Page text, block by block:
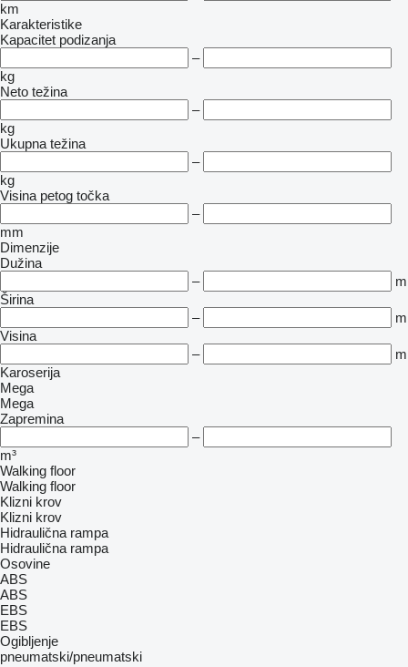
km
Karakteristike
Kapacitet podizanja
–
kg
Neto težina
–
kg
Ukupna težina
–
kg
Visina petog točka
–
mm
Dimenzije
Dužina
–
m
Širina
–
m
Visina
–
m
Karoserija
Mega
Mega
Zapremina
–
m³
Walking floor
Walking floor
Klizni krov
Klizni krov
Hidraulična rampa
Hidraulična rampa
Osovine
ABS
ABS
EBS
EBS
Ogibljenje
pneumatski/pneumatski